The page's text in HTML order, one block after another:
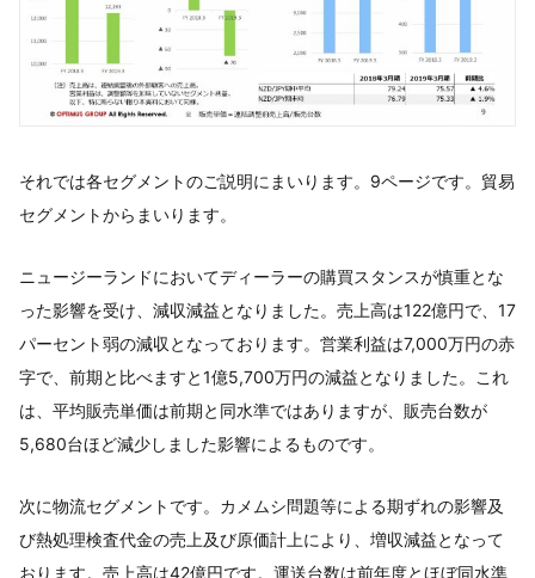
それでは各セグメントのご説明にまいります。9ページです。貿易
セグメントからまいります。
ニュージーランドにおいてディーラーの購買スタンスが慎重とな
った影響を受け、減収減益となりました。売上高は122億円で、17
パーセント弱の減収となっております。営業利益は7,000万円の赤
字で、前期と比べますと1億5,700万円の減益となりました。これ
は、平均販売単価は前期と同水準ではありますが、販売台数が
5,680台ほど減少しました影響によるものです。
次に物流セグメントです。カメムシ問題等による期ずれの影響及
び熱処理検査代金の売上及び原価計上により、増収減益となって
おります。売上高は42億円です。運送台数は前年度とほぼ同水準